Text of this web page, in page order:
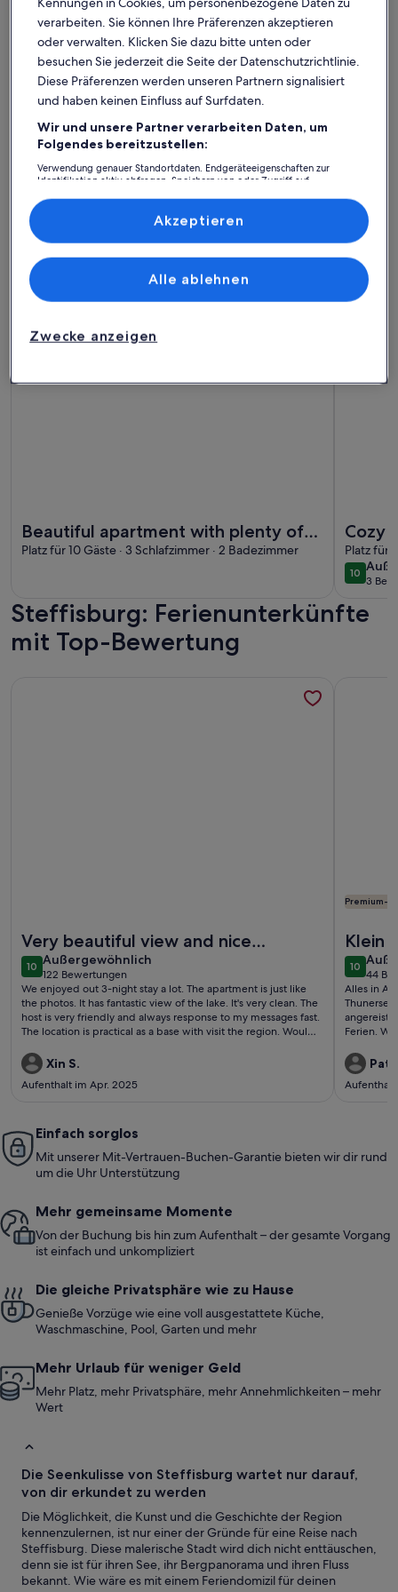
Steffisburg: Finde deine
perfekte Unterkunft
Beautiful apartment with plenty of
space for groups, near Thun and
Platz für 10 Gäste · 3 Schlafzimmer · 2 Badezimmer
Weitere Infos zu Beautiful apartment with plenty of space
Cozy
Platz für
1010 von
3
(3
Weitere
Steffisburg: Ferienunterkünfte
mit Top-Bewertung
Very beautiful view and nice
apartment
1010 von 10
Außergewöhnlich
außergewöhnlich
122 Bewertungen
(122
bewertungen)
We enjoyed out 3-night stay a lot. The apartment is just like
the photos. It has fantastic view of the lake. It's very clean. The
host is very friendly and always response to my messages fast.
The location is practical as a base with visit the region. Would
again.Xin S.
Aufenthalt im Apr. 2025
Weitere Infos zu Beatenberg / Interlaken Luxuswohnung
Premium-
Klein
1010 von
44
(44
Alles in
angereist.
Ferien.
auch die
zum
Einfach sorglos
Mit unserer Mit-Vertrauen-Buchen-Garantie bieten wir dir rund
um die Uhr Unterstützung
Mehr gemeinsame Momente
Von der Buchung bis hin zum Aufenthalt – der gesamte Vorgang
ist einfach und unkompliziert
Die gleiche Privatsphäre wie zu Hause
Genieße Vorzüge wie eine voll ausgestattete Küche,
Waschmaschine, Pool, Garten und mehr
Mehr Urlaub für weniger Geld
Mehr Platz, mehr Privatsphäre, mehr Annehmlichkeiten – mehr
Wert
Die Seenkulisse von Steffisburg wartet nur darauf,
von dir erkundet zu werden
Die Möglichkeit, die Kunst und die Geschichte der Region
kennenzulernen, ist nur einer der Gründe für eine Reise nach
Steffisburg. Diese malerische Stadt wird dich nicht enttäuschen,
denn sie ist für ihren See, ihr Bergpanorama und ihren Fluss
bekannt. Wie wäre es mit einem Feriendomizil für deinen
verarbeiten. Sie können Ihre Präferenzen akzeptieren
oder verwalten. Klicken Sie dazu bitte unten oder
besuchen Sie jederzeit die Seite der Datenschutzrichtlinie.
Diese Präferenzen werden unseren Partnern signalisiert
und haben keinen Einfluss auf Surfdaten.
Wir und unsere Partner verarbeiten Daten, um
Folgendes bereitzustellen:
Verwendung genauer Standortdaten. Endgeräteeigenschaften zur
Identifikation aktiv abfragen. Speichern von oder Zugriff auf
Inhalte, Messung von Werbeleistung und der Performance von Inhalten,
Zielgruppenforschung sowie Entwicklung und Verbesserung von
Liste der Partner (Lieferanten)
Zwecke anzeigen
Alle ablehnen
Akzeptieren